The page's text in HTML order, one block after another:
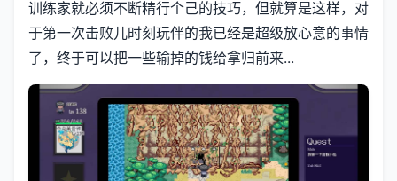
训练家就必须不断精行个己的技巧，但就算是这样，对
于第一次击败儿时刻玩伴的我已经是超级放心意的事情
了，终于可以把一些输掉的钱给拿归前来...